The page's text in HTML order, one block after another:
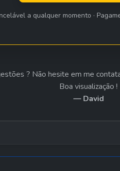
a qualquer momento ·
? Não hesite em me
Boa visualização !
— David